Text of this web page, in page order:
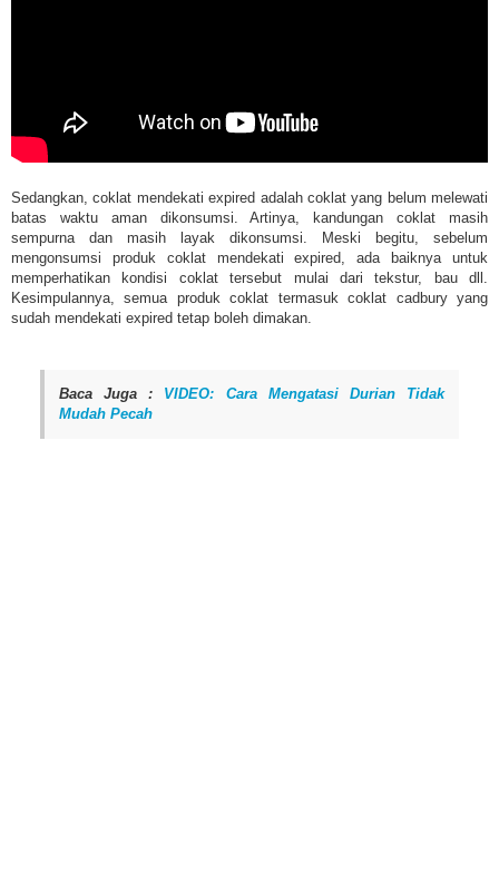
Sedangkan, coklat mendekati expired adalah coklat yang belum melewati
batas waktu aman dikonsumsi. Artinya, kandungan coklat masih
sempurna dan masih layak dikonsumsi. Meski begitu, sebelum
mengonsumsi produk coklat mendekati expired, ada baiknya untuk
memperhatikan kondisi coklat tersebut mulai dari tekstur, bau dll.
Kesimpulannya, semua produk coklat termasuk coklat cadbury yang
sudah mendekati expired tetap boleh dimakan.
Baca Juga : VIDEO: Cara Mengatasi Durian Tidak
Mudah Pecah